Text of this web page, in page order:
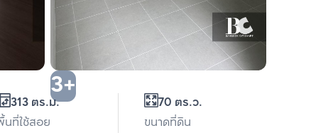
3+
313 ตร.ม.
ที่ใช้สอย
70 ตร.ว.
ขนาดที่ดิน